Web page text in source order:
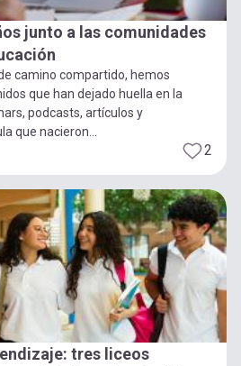
junto a las comunidades
camino compartido, hemos
que han dejado huella en la
podcasts, artículos y
que nacieron...
2
tres liceos